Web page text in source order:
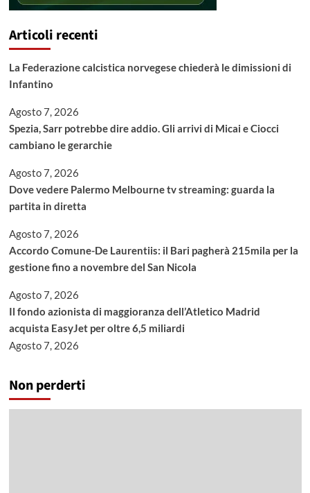
Articoli recenti
La Federazione calcistica norvegese chiederà le dimissioni di
Infantino
Agosto 7, 2026
Spezia, Sarr potrebbe dire addio. Gli arrivi di Micai e Ciocci
cambiano le gerarchie
Agosto 7, 2026
Dove vedere Palermo Melbourne tv streaming: guarda la
partita in diretta
Agosto 7, 2026
Accordo Comune-De Laurentiis: il Bari pagherà 215mila per la
gestione fino a novembre del San Nicola
Agosto 7, 2026
Il fondo azionista di maggioranza dell’Atletico Madrid
acquista EasyJet per oltre 6,5 miliardi
Agosto 7, 2026
Non perderti